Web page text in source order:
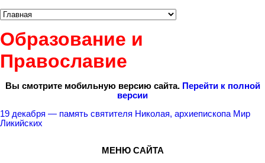
Образование и
Православие
Вы смотрите мобильную версию сайта. Перейти к полной
версии
19 декабря — память святителя Николая, архиепископа Мир
Ликийских
МЕНЮ САЙТА